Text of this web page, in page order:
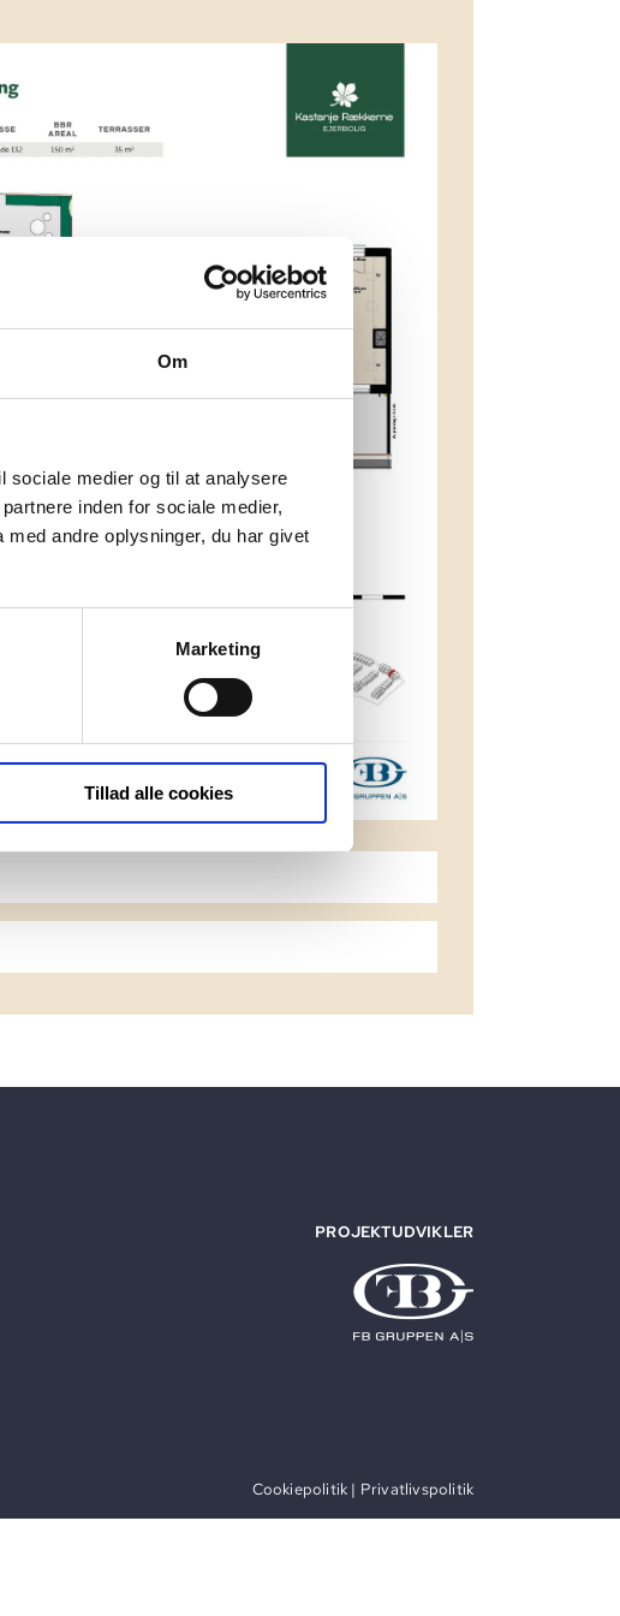
Om
sociale medier og til at analysere
inden for sociale medier,
andre oplysninger, du har givet
Marketing
Tillad alle cookies
PROJEKTUDVIKLER
Cookiepolitik | Privatlivspolitik